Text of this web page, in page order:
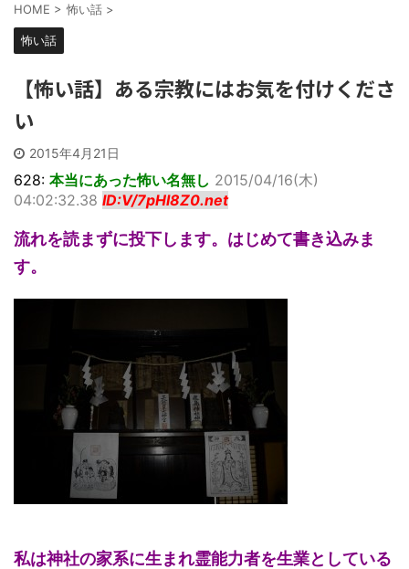
HOME > 怖い話 >
怖い話
【怖い話】ある宗教にはお気を付けくださ
い
2015年4月21日
628: 本当にあった怖い名無し 2015/04/16(木)
04:02:32.38 ID:V/7pHl8Z0.net
流れを読まずに投下します。はじめて書き込みま
す。
私は神社の家系に生まれ霊能力者を生業としている